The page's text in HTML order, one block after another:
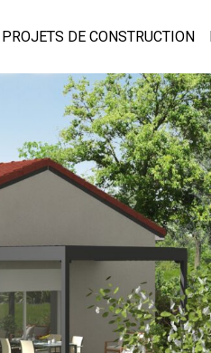
PROJETS DE CONSTRUCTION